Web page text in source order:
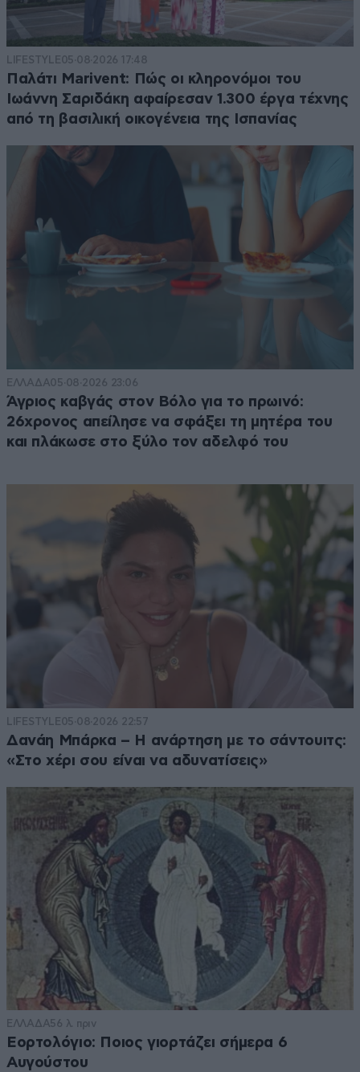
LIFESTYLE05·08·2026 17:48
Παλάτι Marivent: Πώς οι κληρονόμοι του
Ιωάννη Σαριδάκη αφαίρεσαν 1.300 έργα τέχνης
από τη βασιλική οικογένεια της Ισπανίας
ΕΛΛΑΔΑ05·08·2026 23:06
Άγριος καβγάς στον Βόλο για το πρωινό:
26χρονος απείλησε να σφάξει τη μητέρα του
και πλάκωσε στο ξύλο τον αδελφό του
LIFESTYLE05·08·2026 22:57
Δανάη Μπάρκα – Η ανάρτηση με το σάντουιτς:
«Στο χέρι σου είναι να αδυνατίσεις»
ΕΛΛΑΔΑ56 λ. πριν
Εορτολόγιο: Ποιος γιορτάζει σήμερα 6
Αυγούστου